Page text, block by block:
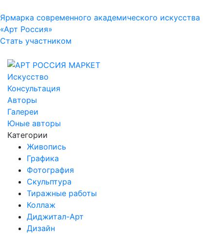
Ярмарка современного академического искусства
«Арт Россия»
Стать участником
Искусство
Консультация
Авторы
Галереи
Юные авторы
Категории
Живопись
Графика
Фотография
Скульптура
Тиражные работы
Коллаж
Диджитал-Арт
Дизайн